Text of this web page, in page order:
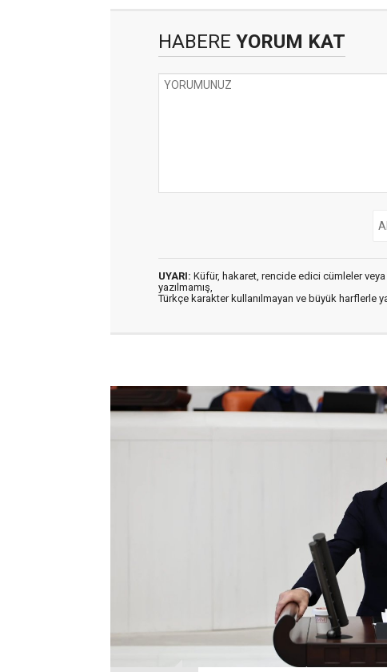
HABERE YORUM KAT
UYARI: Küfür, hakaret, rencide edici cümleler veya
yazılmamış,
Türkçe karakter kullanılmayan ve büyük harflerle